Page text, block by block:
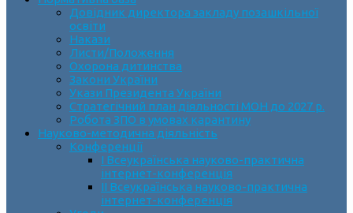
Довідник директора закладу позашкільної
освіти
Накази
Листи/Положення
Охорона дитинства
Закони України
Укази Президента України
Стратегічний план діяльності МОН до 2027 р.
Робота ЗПО в умовах карантину
Науково-методична діяльність
Конференції
І Всеукраїнська науково-практична
інтернет-конференція
ІІ Всеукраїнська науково-практична
інтернет-конференція